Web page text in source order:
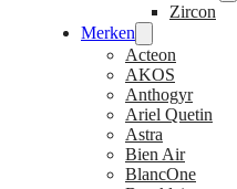
Zircon
Merken
Acteon
AKOS
Anthogyr
Ariel Quetin
Astra
Bien Air
BlancOne